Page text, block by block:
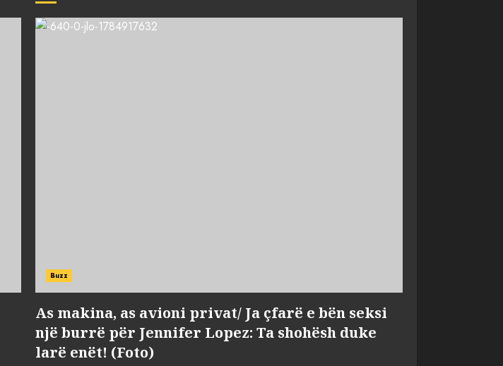
Buzz
As makina, as avioni privat/ Ja çfarë e bën seksi
një burrë për Jennifer Lopez: Ta shohësh duke
larë enët! (Foto)